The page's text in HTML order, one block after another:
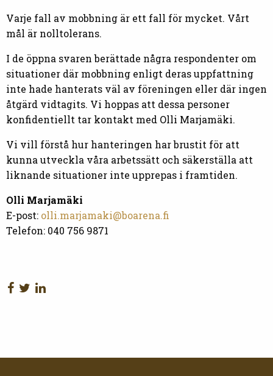
Varje fall av mobbning är ett fall för mycket. Vårt
mål är nolltolerans.
I de öppna svaren berättade några respondenter om
situationer där mobbning enligt deras uppfattning
inte hade hanterats väl av föreningen eller där ingen
åtgärd vidtagits. Vi hoppas att dessa personer
konfidentiellt tar kontakt med Olli Marjamäki.
Vi vill förstå hur hanteringen har brustit för att
kunna utveckla våra arbetssätt och säkerställa att
liknande situationer inte upprepas i framtiden.
Olli Marjamäki
E-post: olli.marjamaki@boarena.fi
Telefon: 040 756 9871